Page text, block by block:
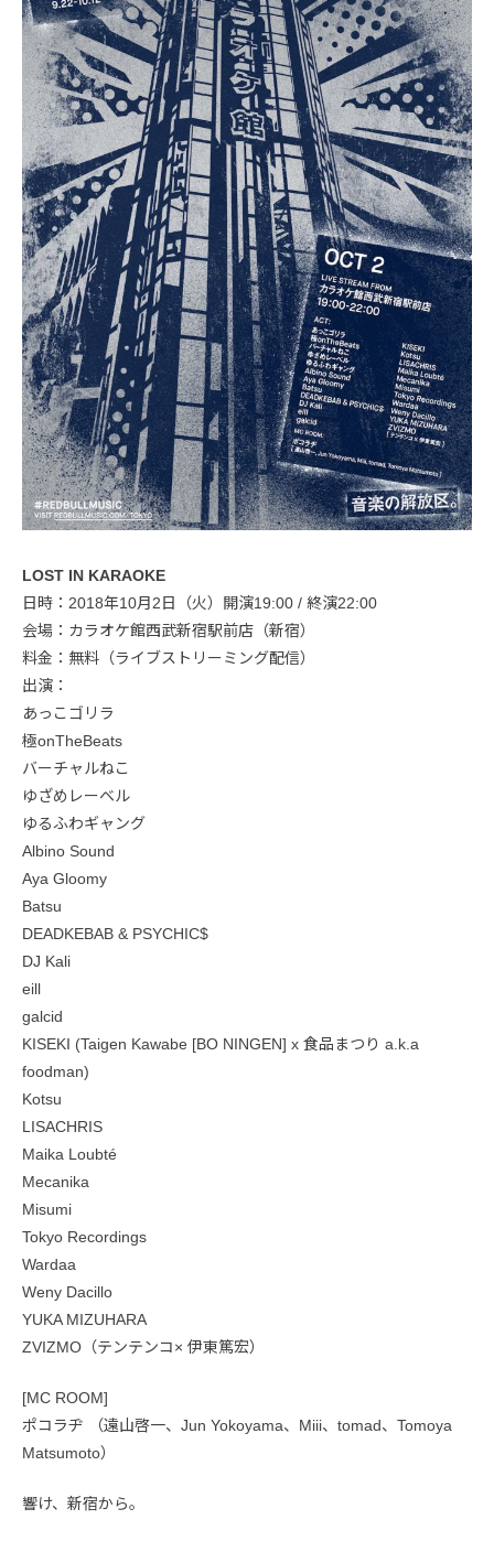
LOST IN KARAOKE
日時：2018年10月2日（火）開演19:00 / 終演22:00
会場：カラオケ館西武新宿駅前店（新宿）
料金：無料（ライブストリーミング配信）
出演：
あっこゴリラ
極onTheBeats
バーチャルねこ
ゆざめレーベル
ゆるふわギャング
Albino Sound
Aya Gloomy
Batsu
DEADKEBAB & PSYCHIC$
DJ Kali
eill
galcid
KISEKI (Taigen Kawabe [BO NINGEN] x 食品まつり a.k.a
foodman)
Kotsu
LISACHRIS
Maika Loubté
Mecanika
Misumi
Tokyo Recordings
Wardaa
Weny Dacillo
YUKA MIZUHARA
ZVIZMO（テンテンコ× 伊東篤宏）
[MC ROOM]
ポコラヂ （遠山啓一、Jun Yokoyama、Miii、tomad、Tomoya
Matsumoto）
響け、新宿から。